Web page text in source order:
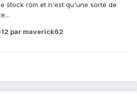
stock rom et n'est qu'une sorte de
par maverick62